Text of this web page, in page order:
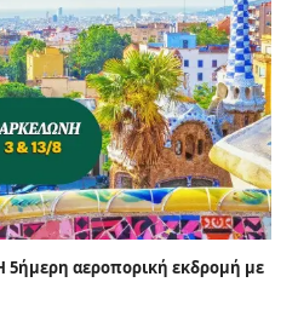
αεροπορική εκδρομή με